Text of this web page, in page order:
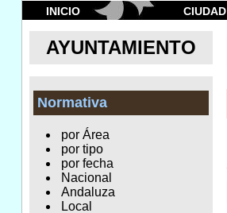
INICIO CIUDAD
AYUNTAMIENTO
Normativa
por Área
por tipo
por fecha
Nacional
Andaluza
Local